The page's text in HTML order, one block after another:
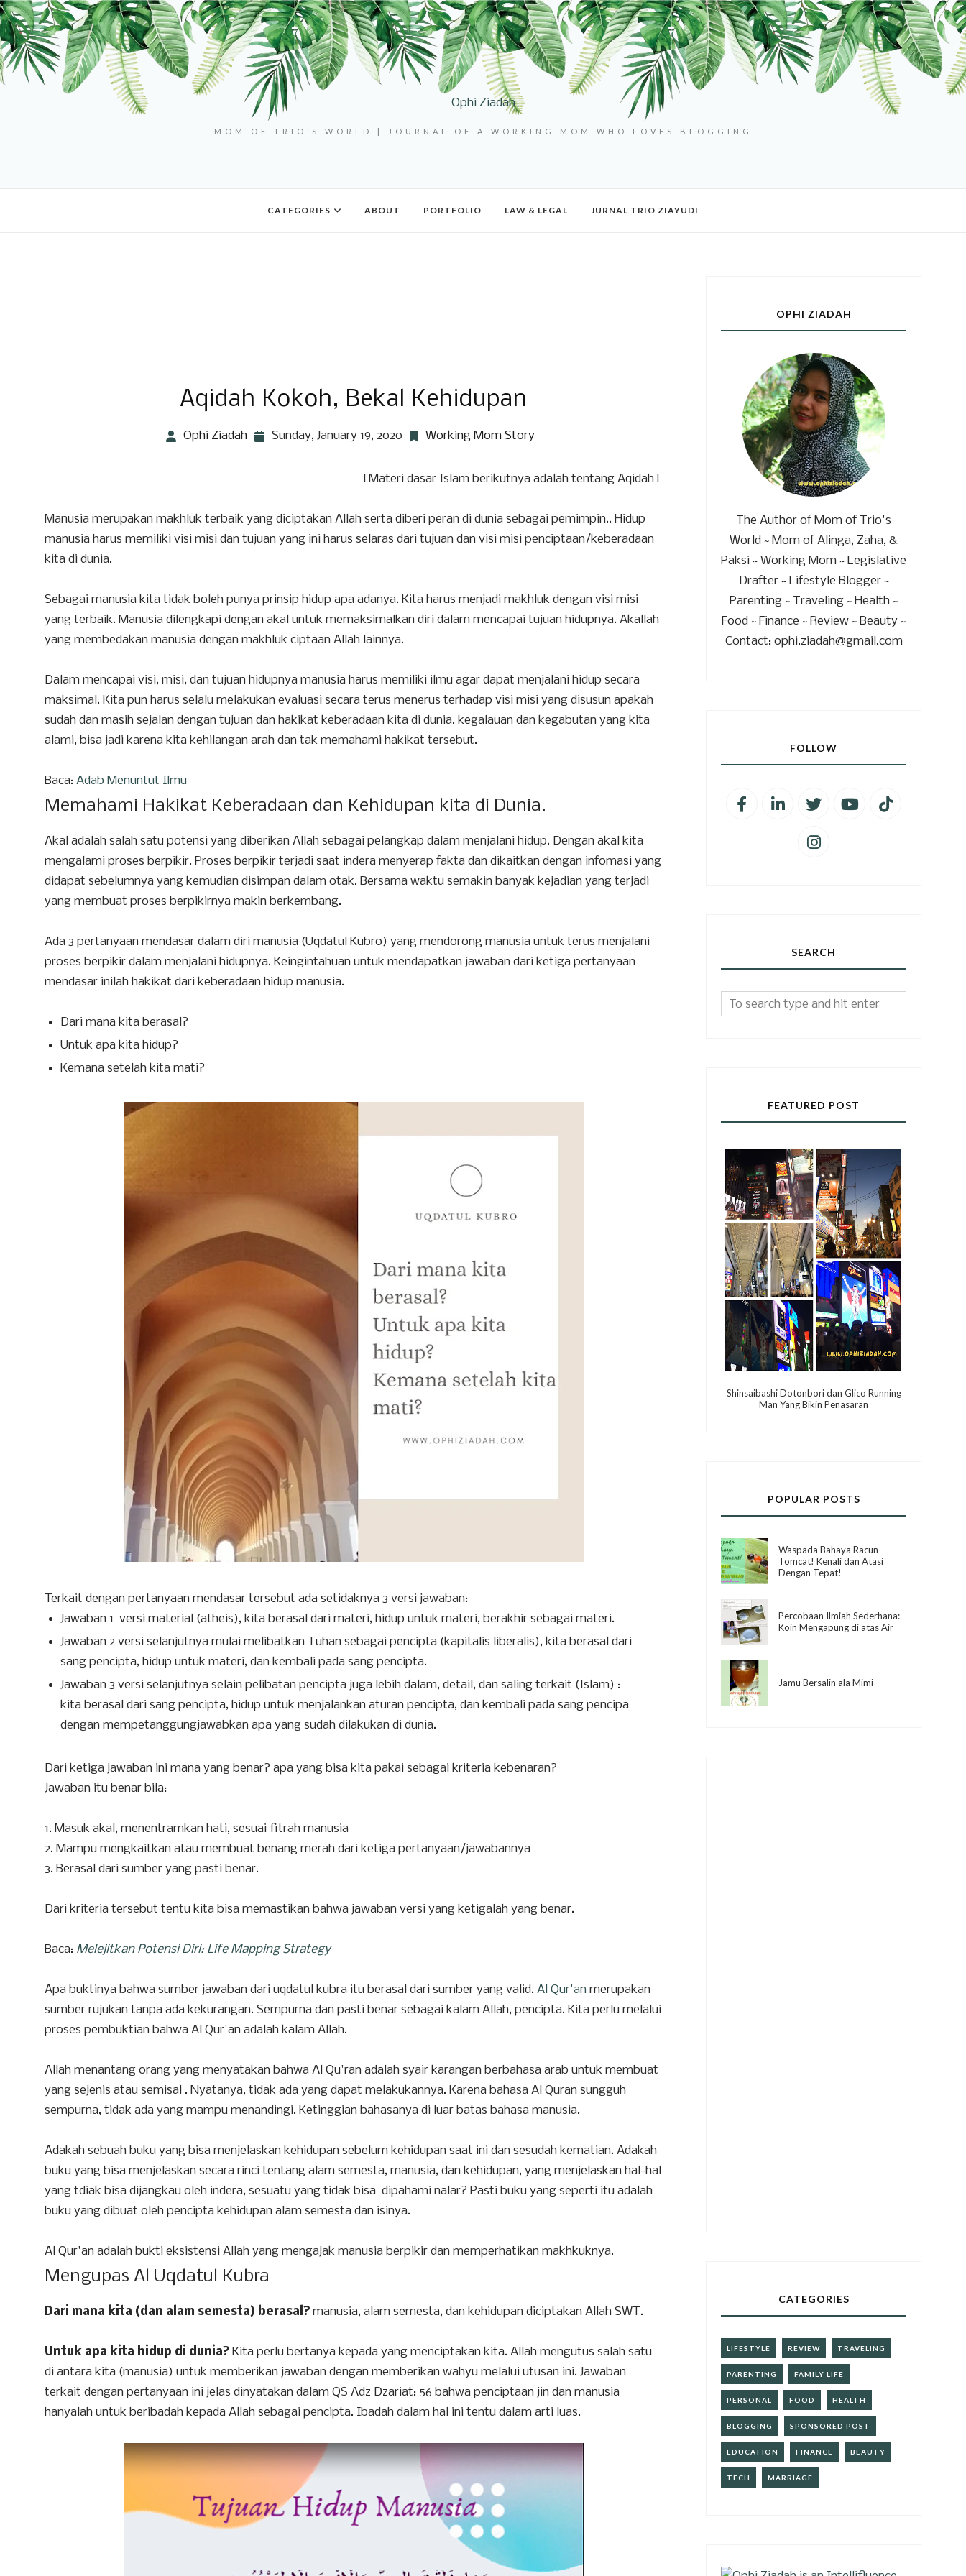
Ophi Ziadah
MOM OF TRIO’S WORLD | JOURNAL OF A WORKING MOM WHO LOVES BLOGGING
CATEGORIES ABOUT PORTFOLIO LAW & LEGAL JURNAL TRIO ZIAYUDI
Aqidah Kokoh, Bekal Kehidupan
Ophi Ziadah Sunday, January 19, 2020 Working Mom Story
[Materi dasar Islam berikutnya adalah tentang Aqidah]
Manusia merupakan makhluk terbaik yang diciptakan Allah serta diberi peran di dunia sebagai pemimpin.. Hidup
manusia harus memiliki visi misi dan tujuan yang ini harus selaras dari tujuan dan visi misi penciptaan/keberadaan
kita di dunia.
Sebagai manusia kita tidak boleh punya prinsip hidup apa adanya. Kita harus menjadi makhluk dengan visi misi
yang terbaik. Manusia dilengkapi dengan akal untuk memaksimalkan diri dalam mencapai tujuan hidupnya. Akallah
yang membedakan manusia dengan makhluk ciptaan Allah lainnya.
Dalam mencapai visi, misi, dan tujuan hidupnya manusia harus memiliki ilmu agar dapat menjalani hidup secara
maksimal. Kita pun harus selalu melakukan evaluasi secara terus menerus terhadap visi misi yang disusun apakah
sudah dan masih sejalan dengan tujuan dan hakikat keberadaan kita di dunia. kegalauan dan kegabutan yang kita
alami, bisa jadi karena kita kehilangan arah dan tak memahami hakikat tersebut.
Baca: Adab Menuntut Ilmu
Memahami Hakikat Keberadaan dan Kehidupan kita di Dunia.
Akal adalah salah satu potensi yang diberikan Allah sebagai pelangkap dalam menjalani hidup. Dengan akal kita
mengalami proses berpikir. Proses berpikir terjadi saat indera menyerap fakta dan dikaitkan dengan infomasi yang
didapat sebelumnya yang kemudian disimpan dalam otak. Bersama waktu semakin banyak kejadian yang terjadi
yang membuat proses berpikirnya makin berkembang.
Ada 3 pertanyaan mendasar dalam diri manusia (Uqdatul Kubro) yang mendorong manusia untuk terus menjalani
proses berpikir dalam menjalani hidupnya. Keingintahuan untuk mendapatkan jawaban dari ketiga pertanyaan
mendasar inilah hakikat dari keberadaan hidup manusia.
Dari mana kita berasal?
Untuk apa kita hidup?
Kemana setelah kita mati?
Terkait dengan pertanyaan mendasar tersebut ada setidaknya 3 versi jawaban:
Jawaban 1 versi material (atheis), kita berasal dari materi, hidup untuk materi, berakhir sebagai materi.
Jawaban 2 versi selanjutnya mulai melibatkan Tuhan sebagai pencipta (kapitalis liberalis), kita berasal dari
sang pencipta, hidup untuk materi, dan kembali pada sang pencipta.
Jawaban 3 versi selanjutnya selain pelibatan pencipta juga lebih dalam, detail, dan saling terkait (Islam) :
kita berasal dari sang pencipta, hidup untuk menjalankan aturan pencipta, dan kembali pada sang pencipa
dengan mempetanggungjawabkan apa yang sudah dilakukan di dunia.
Dari ketiga jawaban ini mana yang benar? apa yang bisa kita pakai sebagai kriteria kebenaran?
Jawaban itu benar bila:
1. Masuk akal, menentramkan hati, sesuai fitrah manusia
2. Mampu mengkaitkan atau membuat benang merah dari ketiga pertanyaan/jawabannya
3. Berasal dari sumber yang pasti benar.
Dari kriteria tersebut tentu kita bisa memastikan bahwa jawaban versi yang ketigalah yang benar.
Baca: Melejitkan Potensi Diri: Life Mapping Strategy
Apa buktinya bahwa sumber jawaban dari uqdatul kubra itu berasal dari sumber yang valid. Al Qur'an merupakan
sumber rujukan tanpa ada kekurangan. Sempurna dan pasti benar sebagai kalam Allah, pencipta. Kita perlu melalui
proses pembuktian bahwa Al Qur'an adalah kalam Allah.
Allah menantang orang yang menyatakan bahwa Al Qu'ran adalah syair karangan berbahasa arab untuk membuat
yang sejenis atau semisal . Nyatanya, tidak ada yang dapat melakukannya. Karena bahasa Al Quran sungguh
sempurna, tidak ada yang mampu menandingi. Ketinggian bahasanya di luar batas bahasa manusia.
Adakah sebuah buku yang bisa menjelaskan kehidupan sebelum kehidupan saat ini dan sesudah kematian. Adakah
buku yang bisa menjelaskan secara rinci tentang alam semesta, manusia, dan kehidupan, yang menjelaskan hal-hal
yang tdiak bisa dijangkau oleh indera, sesuatu yang tidak bisa dipahami nalar? Pasti buku yang seperti itu adalah
buku yang dibuat oleh pencipta kehidupan alam semesta dan isinya.
Al Qur'an adalah bukti eksistensi Allah yang mengajak manusia berpikir dan memperhatikan makhkuknya.
Mengupas Al Uqdatul Kubra
Dari mana kita (dan alam semesta) berasal? manusia, alam semesta, dan kehidupan diciptakan Allah SWT.
Untuk apa kita hidup di dunia? Kita perlu bertanya kepada yang menciptakan kita. Allah mengutus salah satu
di antara kita (manusia) untuk memberikan jawaban dengan memberikan wahyu melalui utusan ini. Jawaban
terkait dengan pertanyaan ini jelas dinyatakan dalam QS Adz Dzariat: 56 bahwa penciptaan jin dan manusia
hanyalah untuk beribadah kepada Allah sebagai pencipta. Ibadah dalam hal ini tentu dalam arti luas.
OPHI ZIADAH
The Author of Mom of Trio's
World ~ Mom of Alinga, Zaha, &
Paksi ~ Working Mom ~ Legislative
Drafter ~ Lifestyle Blogger ~
Parenting ~ Traveling ~ Health ~
Food ~ Finance ~ Review ~ Beauty ~
Contact: ophi.ziadah@gmail.com
FOLLOW
SEARCH
FEATURED POST
Shinsaibashi Dotonbori dan Glico Running
Man Yang Bikin Penasaran
POPULAR POSTS
Waspada Bahaya Racun
Tomcat! Kenali dan Atasi
Dengan Tepat!
Percobaan Ilmiah Sederhana:
Koin Mengapung di atas Air
Jamu Bersalin ala Mimi
CATEGORIES
LIFESTYLE REVIEW TRAVELING
PARENTING FAMILY LIFE
PERSONAL FOOD HEALTH
BLOGGING SPONSORED POST
EDUCATION FINANCE BEAUTY
TECH MARRIAGE